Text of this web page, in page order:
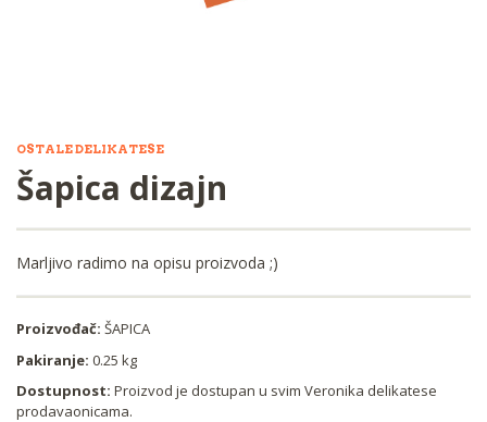
OSTALE DELIKATESE
Šapica dizajn
Marljivo radimo na opisu proizvoda ;)
Proizvođač: ŠAPICA
Pakiranje: 0.25 kg
Dostupnost: Proizvod je dostupan u svim Veronika delikatese
prodavaonicama.